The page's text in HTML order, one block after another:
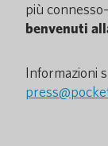
più
benvenuti
Informazioni